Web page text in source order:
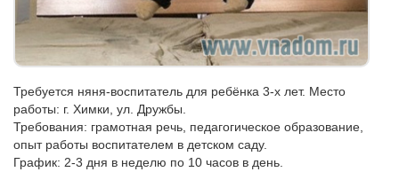
Требуется няня-воспитатель для ребёнка 3-х лет. Место
работы: г. Химки, ул. Дружбы.
Требования: грамотная речь, педагогическое образование,
опыт работы воспитателем в детском саду.
График: 2-3 дня в неделю по 10 часов в день.